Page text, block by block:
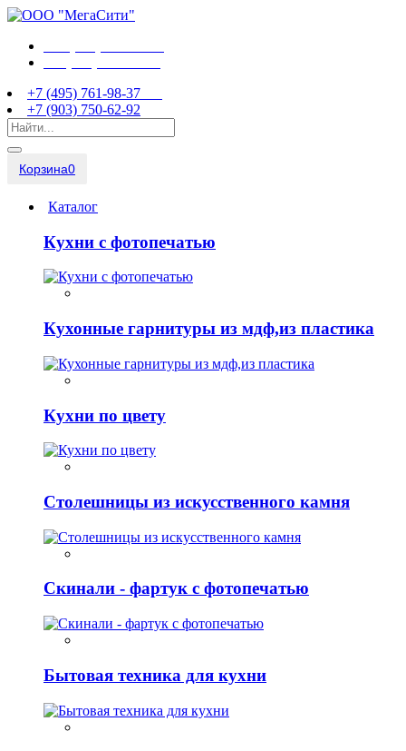
+7 (495) 761-98-37
+7 (903) 750-62-92
Корзина0
Каталог
Кухни с фотопечатью
Кухонные гарнитуры из мдф,из пластика
Кухни по цвету
Столешницы из искусственного камня
Скинали - фартук с фотопечатью
Бытовая техника для кухни